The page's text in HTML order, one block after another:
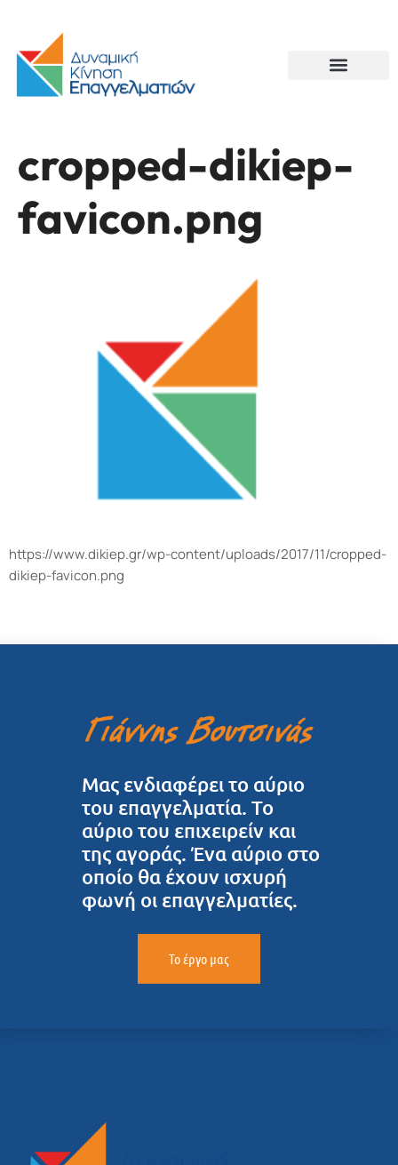
cropped-dikiep-
favicon.png
https://www.dikiep.gr/wp-content/uploads/2017/11/cropped-
dikiep-favicon.png
Μας ενδιαφέρει το αύριο
του επαγγελματία. Το
αύριο του επιχειρείν και
της αγοράς. Ένα αύριο στο
οποίο θα έχουν ισχυρή
φωνή οι επαγγελματίες.
Το έργο μας